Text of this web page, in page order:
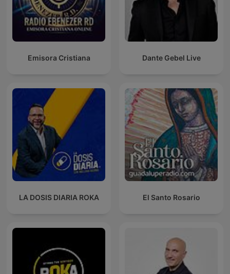
Emisora Cristiana Dante Gebel Live
LA DOSIS DIARIA ROKA El Santo Rosario